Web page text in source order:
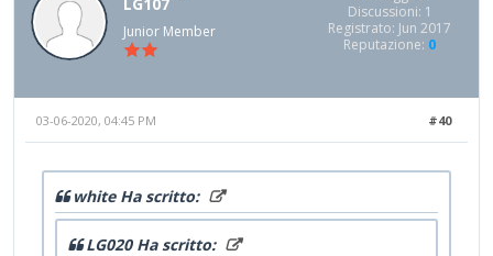
Junior Member
Discussioni: 1
Registrato: Jun 2017
Reputazione: 0
#40
03-06-2020, 04:45 PM
white Ha scritto:
LG020 Ha scritto: